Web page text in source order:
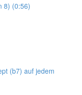
8) (0:56)
(b7) auf jedem